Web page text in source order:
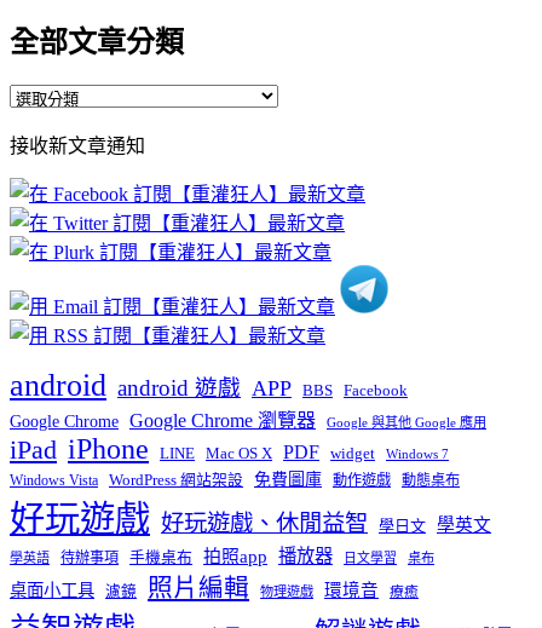
全部文章分類
全
文
章
分
類
接收新文章通知
android android 遊戲 APP BBS Facebook
Google Chrome Google Chrome 瀏覽器 Google 與其他 Google 應用
iPad iPhone LINE Mac OS X PDF widget Windows 7
Windows Vista WordPress 網站架設 免費圖庫 動作遊戲 動態桌布
好玩遊戲 好玩遊戲、休閒益智 學日文 學英文
學英語 待辦事項 手機桌布 拍照app 播放器 日文學習 桌布
桌面小工具 濾鏡 照片編輯 物理遊戲 環境音 療癒